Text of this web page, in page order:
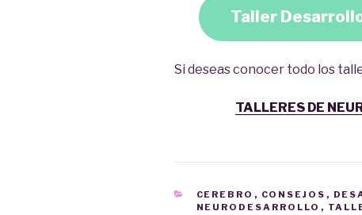
Taller
Si deseas conocer todo los
TALLERES DE
CATEGORÍAS
CEREBRO , CONSEJOS ,
NEURODESARROLLO ,